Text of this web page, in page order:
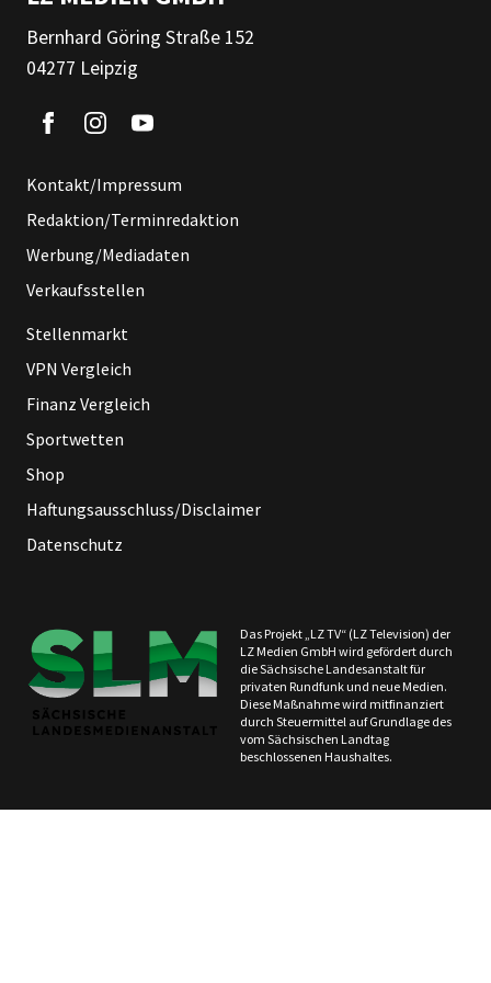
Bernhard Göring Straße 152
04277 Leipzig
Kontakt/Impressum
Redaktion/Terminredaktion
Werbung/Mediadaten
Verkaufsstellen
Stellenmarkt
VPN Vergleich
Finanz Vergleich
Sportwetten
Shop
Haftungsausschluss/Disclaimer
Datenschutz
Das Projekt „LZ TV“ (LZ Television) der
LZ Medien GmbH wird gefördert durch
die Sächsische Landesanstalt für
privaten Rundfunk und neue Medien.
Diese Maßnahme wird mitfinanziert
durch Steuermittel auf Grundlage des
vom Sächsischen Landtag
beschlossenen Haushaltes.